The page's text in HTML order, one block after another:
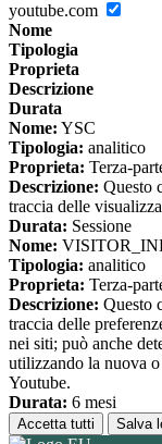
youtube.com
Nome
Tipologia
Proprieta
Descrizione
Durata
Nome: YSC
Tipologia: analitico
Proprieta: Terza-
Descrizione: Questo
traccia delle
Durata: Sessione
Nome:
Tipologia: analitico
Proprieta: Terza-
Descrizione: Questo
traccia delle
nei siti; può anche
utilizzando la nuova
Youtube.
Durata: 6 mesi
Accetta tutti Salva